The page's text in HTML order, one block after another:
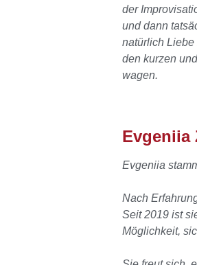
der
und dann
natürlich
den kurzen
wagen.
Evgeniia
Evgeniia
Nach
Seit 2019 ist
Möglichkeit,